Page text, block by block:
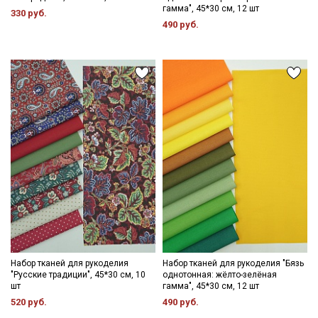
330 руб.
гамма", 45*30 см, 12 шт
490 руб.
Набор тканей для рукоделия
"Русские традиции", 45*30 см, 10
шт
520 руб.
Набор тканей для рукоделия "Бязь
однотонная: жёлто-зелёная
гамма", 45*30 см, 12 шт
490 руб.
Секретная рассылка от Купава
Мы публикуем здесь дополнительные
промокоды и скидки до 30% на узкие
категории тканей
Электронная почта
Подписаться